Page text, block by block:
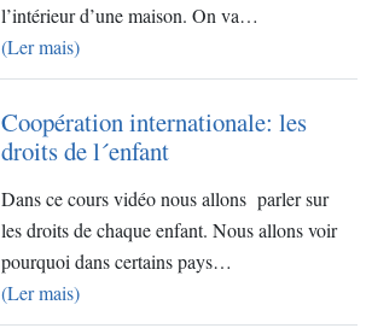
l’intérieur d’une maison. On va…
(Ler mais)
Coopération internationale: les
droits de l´enfant
Dans ce cours vidéo nous allons parler sur
les droits de chaque enfant. Nous allons voir
pourquoi dans certains pays…
(Ler mais)